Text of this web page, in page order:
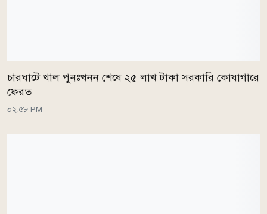
চারঘাটে খাল পুনঃখনন শেষে ২৫ লাখ টাকা সরকারি কোষাগারে
ফেরত
০২:৫৮ PM